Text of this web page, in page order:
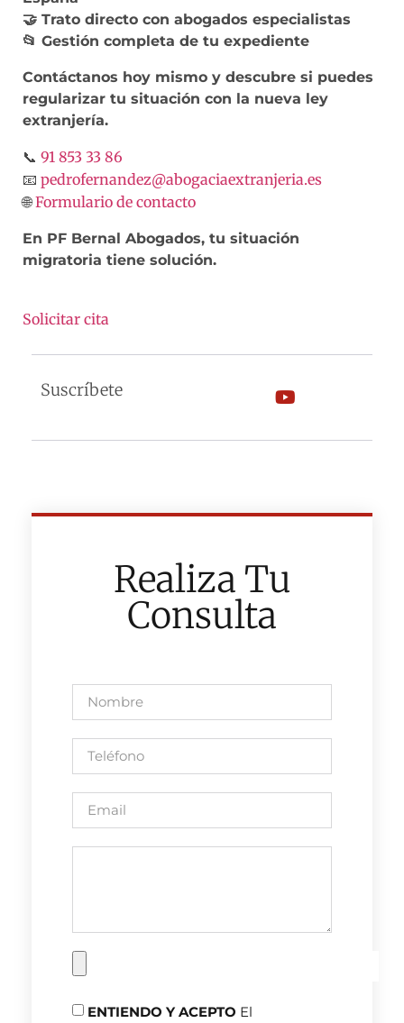
🤝 Trato directo con abogados especialistas
📂 Gestión completa de tu expediente
Contáctanos hoy mismo y descubre si puedes
regularizar tu situación con la nueva ley
extranjería.
📞 91 853 33 86
📧 pedrofernandez@abogaciaextranjeria.es
🌐Formulario de contacto
En PF Bernal Abogados, tu situación
migratoria tiene solución.
Solicitar cita
Suscríbete
Realiza Tu
Consulta
ENTIENDO Y ACEPTO El